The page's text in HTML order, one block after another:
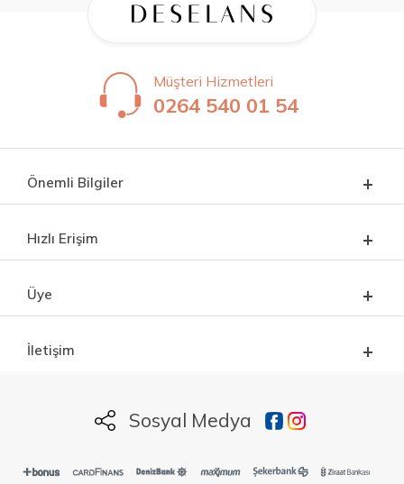
Müşteri Hizmetleri
0264 540 01 54
Önemli Bilgiler
Hızlı Erişim
Üye
İletişim
Sosyal Medya